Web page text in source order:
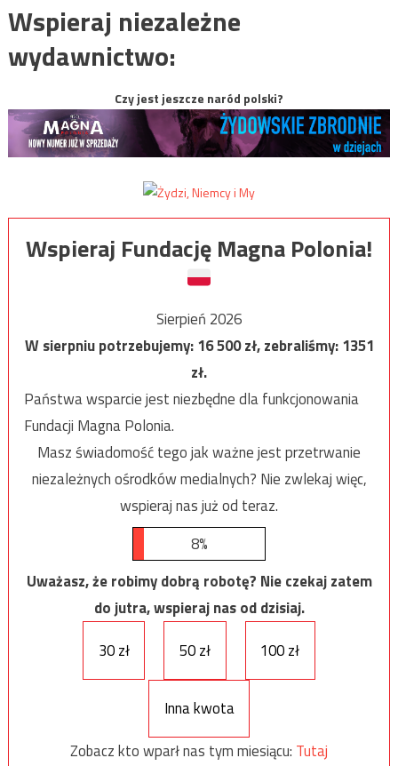
Wspieraj niezależne
wydawnictwo:
Czy jest jeszcze naród polski?
Wspieraj Fundację Magna Polonia!
Sierpień 2026
W sierpniu potrzebujemy:16 500zł, zebraliśmy:1351
zł.
Państwa wsparcie jest niezbędne dla funkcjonowania
Fundacji Magna Polonia.
Masz świadomość tego jak ważne jest przetrwanie
niezależnych ośrodków medialnych? Nie zwlekaj więc,
wspieraj nas już od teraz.
8%
Uważasz, że robimy dobrą robotę? Nie czekaj zatem
do jutra, wspieraj nas od dzisiaj.
30 zł
50 zł 100 zł
Inna kwota
Zobacz kto wparł nas tym miesiącu: Tutaj